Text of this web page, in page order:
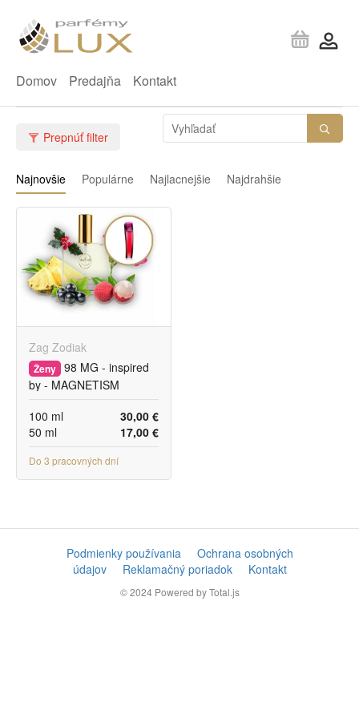
Domov Predajňa Kontakt
Prepnúť filter
Najnovšie Populárne Najlacnejšie Najdrahšie
Zag Zodiak
Ženy 98 MG - inspired
by - MAGNETISM
30,00 €
100 ml
17,00 €
50 ml
Do 3 pracovných dní
Podmienky používania
Ochrana osobných
údajov
Reklamačný poriadok Kontakt
© 2024 Powered by Total.js